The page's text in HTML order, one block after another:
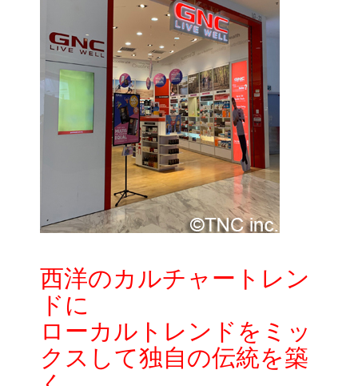
西洋のカルチャートレン
ドに
ローカルトレンドをミッ
クスして独自の伝統を築